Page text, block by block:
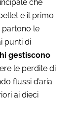
che
e il primo
partono le
punti di
gestiscono
le perdite di
flussi d’aria
ai dieci